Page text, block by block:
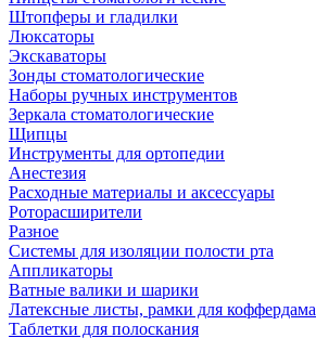
Штопферы и гладилки
Люксаторы
Экскаваторы
Зонды стоматологические
Наборы ручных инструментов
Зеркала стоматологические
Щипцы
Инструменты для ортопедии
Анестезия
Расходные материалы и аксессуары
Роторасширители
Разное
Системы для изоляции полости рта
Аппликаторы
Ватные валики и шарики
Латексные листы, рамки для коффердама
Таблетки для полоскания